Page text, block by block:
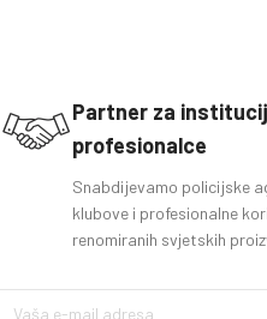
Partner za
profesionalce
Snabdijevamo policijske
klubove i profesionalne
renomiranih svjetskih